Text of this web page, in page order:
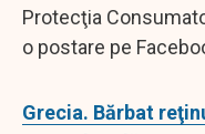
Protecţia
o postare pe
Grecia. Bărbat